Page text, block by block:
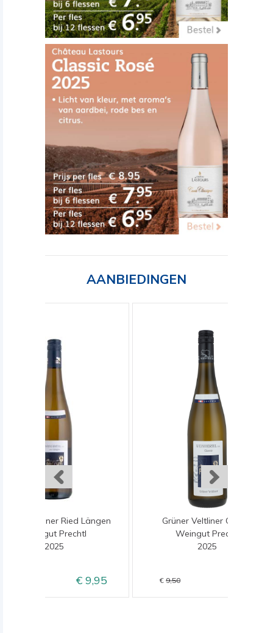
AANBIEDINGEN
Veltliner Ried Längen
Weingut Prechtl
2025
9,95
Grüner Veltliner Classic
Weingut Prechtl
2025
9,50